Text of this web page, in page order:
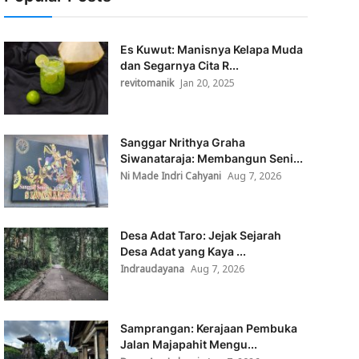
Es Kuwut: Manisnya Kelapa Muda
dan Segarnya Cita R...
revitomanik Jan 20, 2025
Sanggar Nrithya Graha
Siwanataraja: Membangun Seni...
Ni Made Indri Cahyani Aug 7, 2026
Desa Adat Taro: Jejak Sejarah
Desa Adat yang Kaya ...
Indraudayana Aug 7, 2026
Samprangan: Kerajaan Pembuka
Jalan Majapahit Mengu...